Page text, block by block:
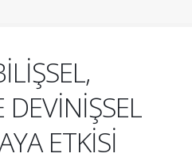
DEVİNİŞSEL
ETKİSİ